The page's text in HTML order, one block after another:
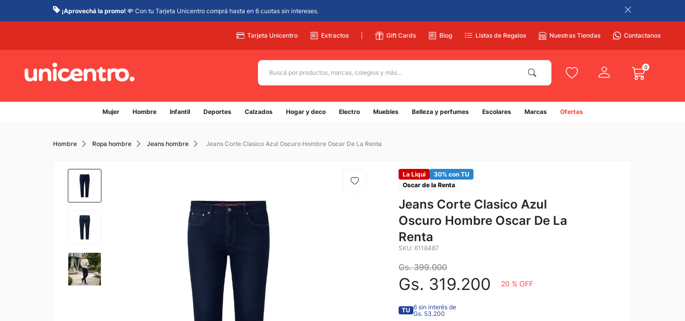
¡Aprovechá la promo! 💸 Con tu Tarjeta Unicentro comprá hasta en 6 cuotas sin intereses.
Tarjeta Unicentro Extractos Gift Cards Blog Listas de Regalos Nuestras Tiendas Contactanos
Buscá por productos, marcas, colegios y más... 0
Mujer Hombre Infantil Deportes Calzados Hogar y deco Electro Muebles Belleza y perfumes Escolares Marcas Ofertas
Hombre Ropa hombre Jeans hombre Jeans Corte Clasico Azul Oscuro Hombre Oscar De La Renta
La Liqui
30% con TU
Oscar de la Renta
Jeans Corte Clasico Azul
Oscuro Hombre Oscar De La
Renta
SKU:6118487
Gs. 399.000
Gs. 319.200 20 % OFF
TU 6 sin interés de
Gs. 53.200
Términos más buscados